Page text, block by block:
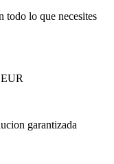
todo lo que necesites
garantizada